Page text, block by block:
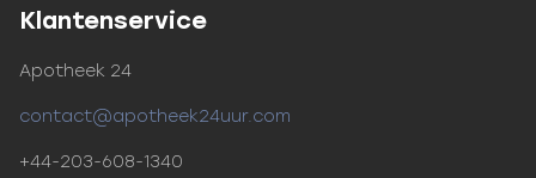
Klantenservice
Apotheek 24
contact@apotheek24uur.com
+44-203-608-1340